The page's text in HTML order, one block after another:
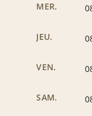
MER.
JEU.
VEN.
SAM.